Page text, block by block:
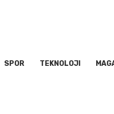
SPOR TEKNOLOJI